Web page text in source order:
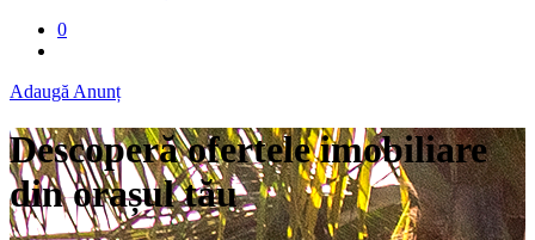
0
Adaugă Anunț
Descoperă ofertele imobiliare
din orașul tău